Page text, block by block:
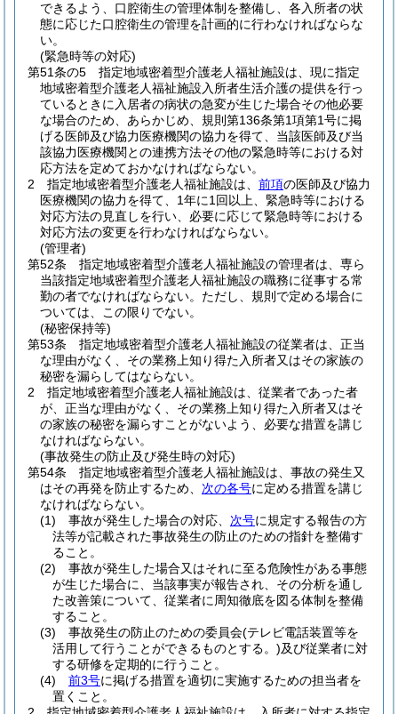
できるよう、口腔衛生の管理体制を整備し、各入所者の状
態に応じた口腔衛生の管理を計画的に行わなければならな
い。
(緊急時等の対応)
第51条の5
指定地域密着型介護老人福祉施設は、現に指定
地域密着型介護老人福祉施設入所者生活介護の提供を行っ
ているときに入居者の病状の急変が生じた場合その他必要
な場合のため、あらかじめ、規則第136条第1項第1号に掲
げる医師及び協力医療機関の協力を得て、当該医師及び当
該協力医療機関との連携方法その他の緊急時等における対
応方法を定めておかなければならない。
2
指定地域密着型介護老人福祉施設は、 前項の医師及び協力
医療機関の協力を得て、1年に1回以上、緊急時等における
対応方法の見直しを行い、必要に応じて緊急時等における
対応方法の変更を行わなければならない。
(管理者)
第52条
指定地域密着型介護老人福祉施設の管理者は、専ら
当該指定地域密着型介護老人福祉施設の職務に従事する常
勤の者でなければならない。 ただし、規則で定める場合に
ついては、この限りでない。
(秘密保持等)
第53条
指定地域密着型介護老人福祉施設の従業者は、正当
な理由がなく、その業務上知り得た入所者又はその家族の
秘密を漏らしてはならない。
2
指定地域密着型介護老人福祉施設は、従業者であった者
が、正当な理由がなく、その業務上知り得た入所者又はそ
の家族の秘密を漏らすことがないよう、必要な措置を講じ
なければならない。
(事故発生の防止及び発生時の対応)
第54条
指定地域密着型介護老人福祉施設は、事故の発生又
はその再発を防止するため、 次の各号に定める措置を講じ
なければならない。
(1)
事故が発生した場合の対応、 次号に規定する報告の方
法等が記載された事故発生の防止のための指針を整備す
ること。
(2)
事故が発生した場合又はそれに至る危険性がある事態
が生じた場合に、当該事実が報告され、その分析を通し
た改善策について、従業者に周知徹底を図る体制を整備
すること。
(3)
事故発生の防止のための委員会(テレビ電話装置等を
活用して行うことができるものとする。)及び従業者に対
する研修を定期的に行うこと。
(4)
前3号に掲げる措置を適切に実施するための担当者を
置くこと。